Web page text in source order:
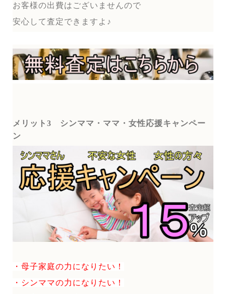
お客様の出費はございませんので
安心して査定できますよ♪
メリット3
シンママ・ママ・女性応援キャンペー
ン
・母子家庭の力になりたい！
・シンママの力になりたい！